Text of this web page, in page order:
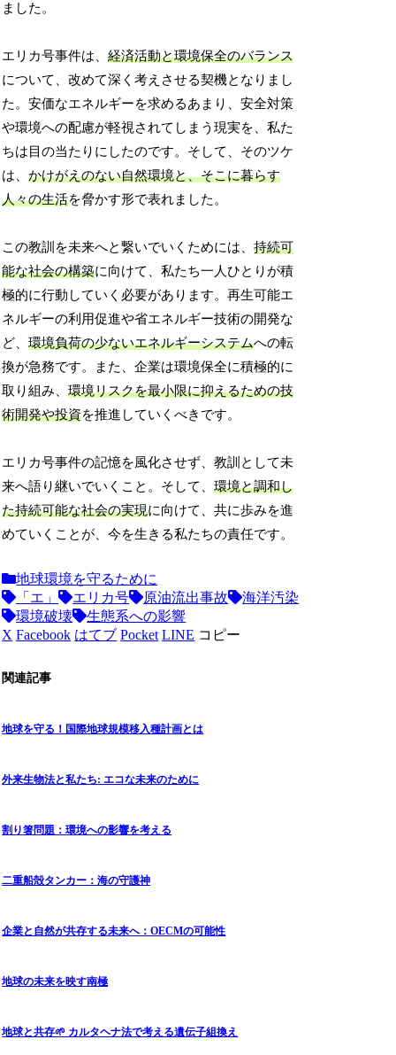
ました。
エリカ号事件は、経済活動と環境保全のバランス
について、改めて深く考えさせる契機となりまし
た。安価なエネルギーを求めるあまり、安全対策
や環境への配慮が軽視されてしまう現実を、私た
ちは目の当たりにしたのです。そして、そのツケ
は、かけがえのない自然環境と、そこに暮らす
人々の生活を脅かす形で表れました。
この教訓を未来へと繋いでいくためには、持続可
能な社会の構築に向けて、私たち一人ひとりが積
極的に行動していく必要があります。再生可能エ
ネルギーの利用促進や省エネルギー技術の開発な
ど、環境負荷の少ないエネルギーシステムへの転
換が急務です。また、企業は環境保全に積極的に
取り組み、環境リスクを最小限に抑えるための技
術開発や投資を推進していくべきです。
エリカ号事件の記憶を風化させず、教訓として未
来へ語り継いでいくこと。そして、環境と調和し
た持続可能な社会の実現に向けて、共に歩みを進
めていくことが、今を生きる私たちの責任です。
地球環境を守るために
「エ」
エリカ号 原油流出事故
海洋汚染
環境破壊
生態系への影響
X Facebook はてブ Pocket LINE コピー
関連記事
地球を守る！国際地球規模移入種計画とは
外来生物法と私たち: エコな未来のために
割り箸問題：環境への影響を考える
二重船殻タンカー：海の守護神
企業と自然が共存する未来へ：OECMの可能性
地球の未来を映す南極
地球と共存🌱 カルタヘナ法で考える遺伝子組換え